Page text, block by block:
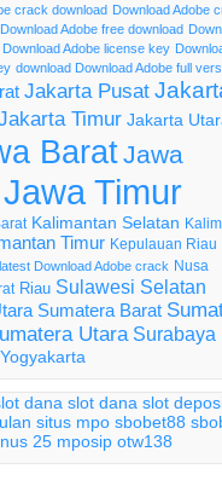
crack download Download Adobe
Download Adobe free download
Download Adobe license key
download Download Adobe full
Jakarta Pusat
Timur Jakarta
BaratJawa
Jawa Timur
Kalimantan Selatan
Timur Kepulauan Riau
latest Download Adobe crack Nusa
Riau Sulawesi Selatan
Sumatera Barat
Utara Surabaya
Yogyakarta
dana slot dana slot
situs mpo sbobet88
25 mposip otw138